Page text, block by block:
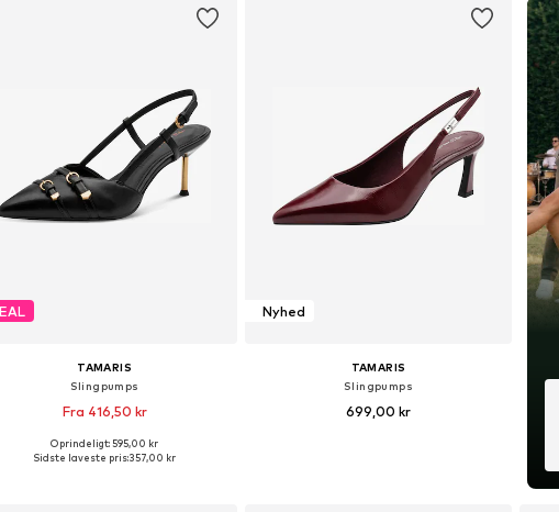
TAMARIS
Slingpumps
Fra 416,50 kr
Oprindeligt: 595,00 kr
Sidste laveste pris:357,00 kr
Nyhed
TAMARIS
Slingpumps
699,00 kr